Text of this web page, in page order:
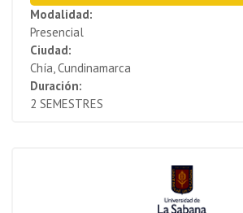
Modalidad:
Presencial
Ciudad:
Chía, Cundinamarca
Duración:
2 SEMESTRES